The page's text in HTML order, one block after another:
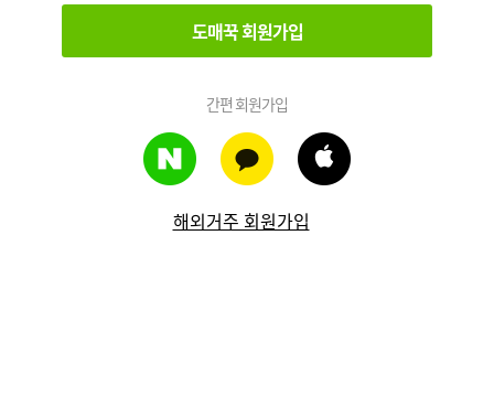
도매꾹 회원가입
간편 회원가입
해외거주 회원가입